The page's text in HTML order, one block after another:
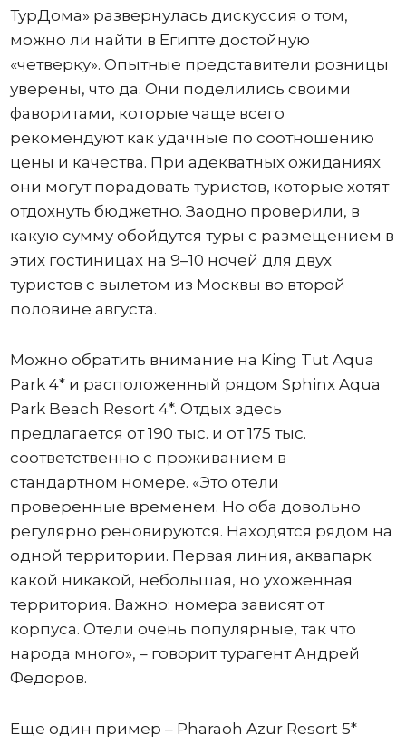
ТурДома» развернулась дискуссия о том,
можно ли найти в Египте достойную
«четверку». Опытные представители розницы
уверены, что да. Они поделились своими
фаворитами, которые чаще всего
рекомендуют как удачные по соотношению
цены и качества. При адекватных ожиданиях
они могут порадовать туристов, которые хотят
отдохнуть бюджетно. Заодно проверили, в
какую сумму обойдутся туры с размещением в
этих гостиницах на 9–10 ночей для двух
туристов с вылетом из Москвы во второй
половине августа.
Можно обратить внимание на King Tut Aqua
Park 4* и расположенный рядом Sphinx Aqua
Park Beach Resort 4*. Отдых здесь
предлагается от 190 тыс. и от 175 тыс.
соответственно с проживанием в
стандартном номере. «Это отели
проверенные временем. Но оба довольно
регулярно реновируются. Находятся рядом на
одной территории. Первая линия, аквапарк
какой никакой, небольшая, но ухоженная
территория. Важно: номера зависят от
корпуса. Отели очень популярные, так что
народа много», – говорит турагент Андрей
Федоров.
Еще один пример – Pharaoh Azur Resort 5*